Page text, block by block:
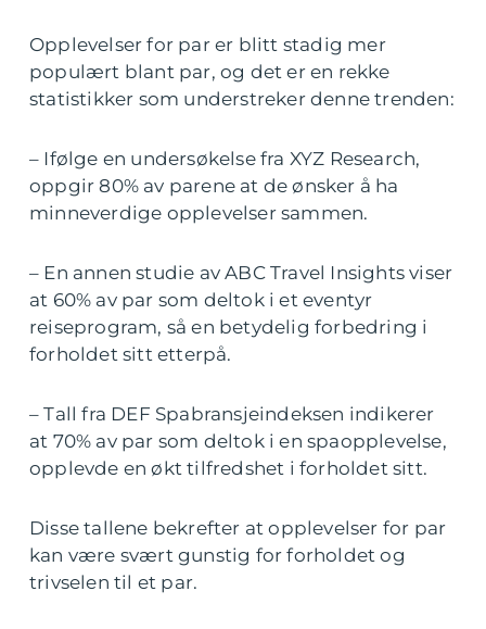
Opplevelser for par er blitt stadig mer
populært blant par, og det er en rekke
statistikker som understreker denne trenden:
– Ifølge en undersøkelse fra XYZ Research,
oppgir 80% av parene at de ønsker å ha
minneverdige opplevelser sammen.
– En annen studie av ABC Travel Insights viser
at 60% av par som deltok i et eventyr
reiseprogram, så en betydelig forbedring i
forholdet sitt etterpå.
– Tall fra DEF Spabransjeindeksen indikerer
at 70% av par som deltok i en spaopplevelse,
opplevde en økt tilfredshet i forholdet sitt.
Disse tallene bekrefter at opplevelser for par
kan være svært gunstig for forholdet og
trivselen til et par.